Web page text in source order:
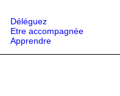
Déléguez
Etre accompagnée
Apprendre